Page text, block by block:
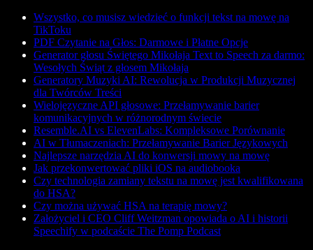
Wszystko, co musisz wiedzieć o funkcji tekst na mowę na
TikToku
PDF Czytanie na Głos: Darmowe i Płatne Opcje
Generator głosu Świętego Mikołaja Text to Speech za darmo:
Wesołych Świąt z głosem Mikołaja
Generatory Muzyki AI: Rewolucja w Produkcji Muzycznej
dla Twórców Treści
Wielojęzyczne API głosowe: Przełamywanie barier
komunikacyjnych w różnorodnym świecie
Resemble.AI vs ElevenLabs: Kompleksowe Porównanie
AI w Tłumaczeniach: Przełamywanie Barier Językowych
Najlepsze narzędzia AI do konwersji mowy na mowę
Jak przekonwertować pliki iOS na audiobooka
Czy technologia zamiany tekstu na mowę jest kwalifikowana
do HSA?
Czy można używać HSA na terapię mowy?
Założyciel i CEO Cliff Weitzman opowiada o AI i historii
Speechify w podcaście The Pomp Podcast